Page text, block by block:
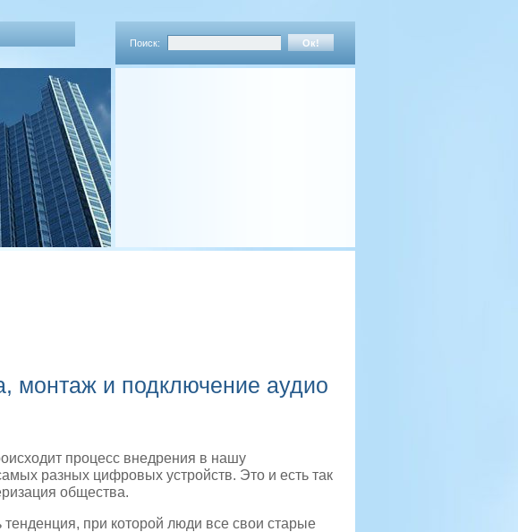
Поиск:
монтаж и подключение аудио
процесс внедрения в нашу
разных цифровых устройств. Это и есть так
общества.
при которой люди все свои старые